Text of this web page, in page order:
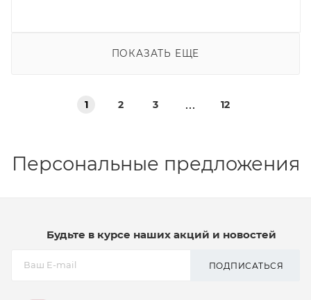
ПОКАЗАТЬ ЕЩЕ
1 2 3 12
Персональные предложения
Будьте в курсе наших акций и новостей
ПОДПИСАТЬСЯ